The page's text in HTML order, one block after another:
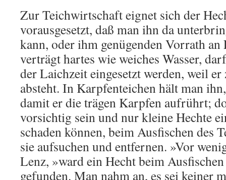
Zur Teichwirtschaft eignet sich der
vorausgesetzt, daß man ihn da
kann, oder ihm genügenden Vorrath an
verträgt hartes wie weiches Wasser,
der Laichzeit eingesetzt werden, weil
absteht. In Karpfenteichen hält man
damit er die trägen Karpfen aufrührt;
vorsichtig sein und nur kleine Hechte
schaden können, beim Ausfischen des
sie aufsuchen und entfernen. »Vor
Lenz, »ward ein Hecht beim
gefunden. Man nahm an, es sei keiner